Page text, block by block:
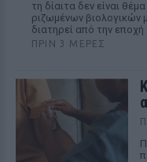
τη δίαιτα δεν είναι
ριζωμένων βιολογικών
διατηρεί από την
ΠΡΙΝ 3 ΜΈΡΕΣ